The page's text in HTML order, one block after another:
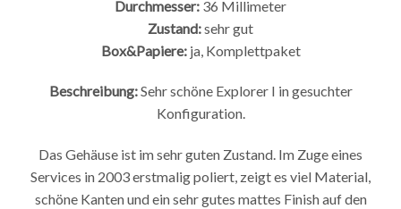
Durchmesser: 36 Millimeter
Zustand:sehr gut
Box&Papiere:ja, Komplettpaket
Beschreibung:Sehr schöne Explorer I in gesuchter
Konfiguration.
Das Gehäuse ist im sehr guten Zustand. Im Zuge eines
Services in 2003 erstmalig poliert, zeigt es viel Material,
schöne Kanten und ein sehr gutes mattes Finish auf den